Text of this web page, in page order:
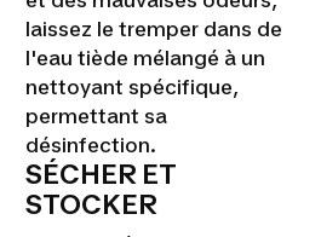
laissez le tremper dans de
l'eau tiède mélangé à un
nettoyant spécifique,
permettant sa
désinfection.
SÉCHER ET
STOCKER